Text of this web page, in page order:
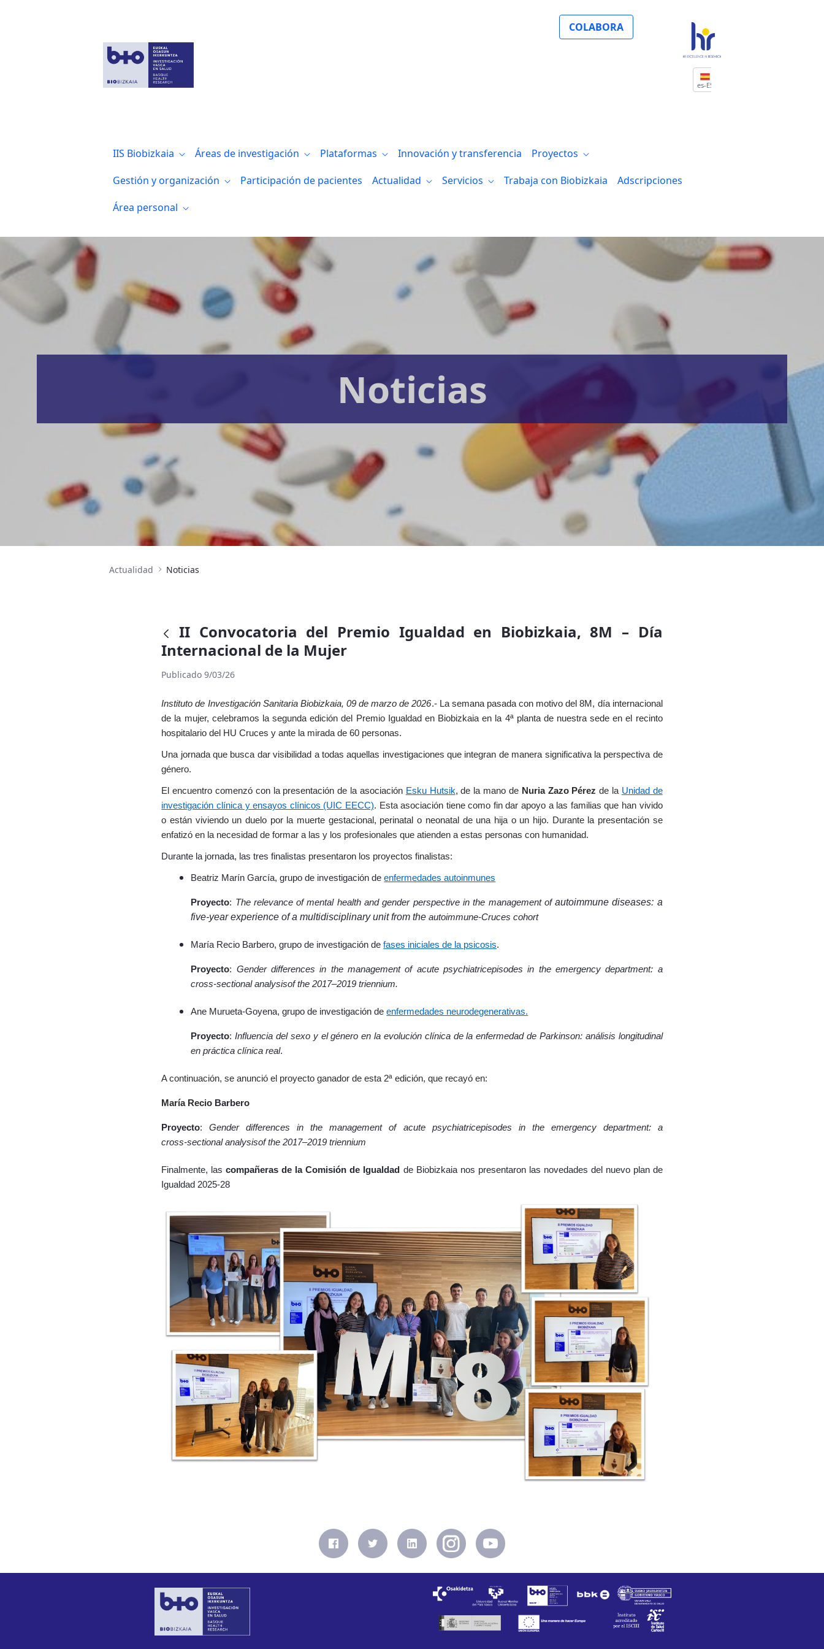
COLABORA
es-ES
IIS Biobizkaia Áreas de investigación Plataformas Innovación y transferencia
Proyectos
Gestión y organización
Participación de pacientes Actualidad Servicios Trabaja con Biobizkaia
Adscripciones
Área personal
Noticias
Actualidad Noticias
II Convocatoria del Premio Igualdad en Biobizkaia, 8M – Día
Internacional de la Mujer
Publicado 9/03/26
Instituto de Investigación Sanitaria Biobizkaia, 09 de marzo de 2026.- La semana pasada con motivo del 8M, día internacional
de la mujer, celebramos la segunda edición del Premio Igualdad en Biobizkaia en la 4ª planta de nuestra sede en el recinto
hospitalario del HU Cruces y ante la mirada de 60 personas.
Una jornada que busca dar visibilidad a todas aquellas investigaciones que integran de manera significativa la perspectiva de
género.
El encuentro comenzó con la presentación de la asociación Esku Hutsik, de la mano de Nuria Zazo Pérez de la Unidad de
investigación clínica y ensayos clínicos (UIC EECC). Esta asociación tiene como fin dar apoyo a las familias que han vivido
o están viviendo un duelo por la muerte gestacional, perinatal o neonatal de una hija o un hijo. Durante la presentación se
enfatizó en la necesidad de formar a las y los profesionales que atienden a estas personas con humanidad.
Durante la jornada, las tres finalistas presentaron los proyectos finalistas:
Beatriz Marín García, grupo de investigación deenfermedades autoinmunes
Proyecto: The relevance of mental health and gender perspective in the management ofautoimmune diseases: a
five-year experience of a multidisciplinary unit from theautoimmune-Cruces cohort
María Recio Barbero, grupo de investigación defases iniciales de la psicosis.
Proyecto: Gender differences in the management of acute psychiatricepisodes in the emergency department: a
cross‑sectional analysisof the 2017–2019 triennium.
Ane Murueta-Goyena, grupo de investigación deenfermedades neurodegenerativas.
Proyecto:Influencia del sexo y el género en la evolución clínica de la enfermedad de Parkinson: análisis longitudinal
en práctica clínica real.
A continuación, se anunció el proyecto ganador de esta 2ª edición, que recayó en:
María Recio Barbero
Proyecto:Gender differences in the management of acute psychiatricepisodes in the emergency department: a
cross‑sectional analysisof the 2017–2019 triennium
Finalmente, lascompañeras de la Comisión de Igualdad de Biobizkaia nos presentaron las novedades del nuevo plan de
Igualdad 2025-28